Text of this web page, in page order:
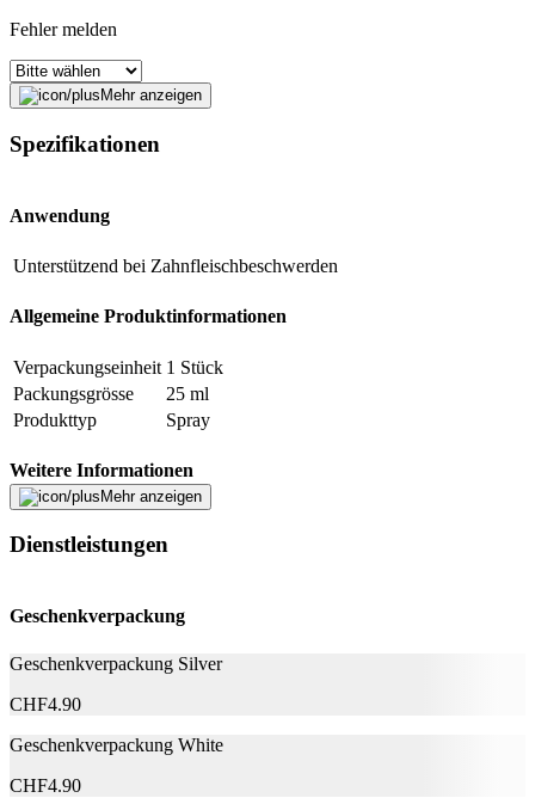
Fehler melden
Beschreibung
Mehr anzeigen
Spezifikationen
Anwendung
Unterstützend bei Zahnfleischbeschwerden
Allgemeine Produktinformationen
Verpackungseinheit 1 Stück
Packungsgrösse
25 ml
Produkttyp
Spray
Weitere Informationen
Inhaltsstoffe
Hydrogenated Castor Oil, Melaleuca Alternifolia,
Sodium saccharin, Dipotassium Phosphate, Aroma,
Rechtliche Hinweise
Produktkategorie
Mehr anzeigen
Dienstleistungen
Geschenkverpackung
Geschenkverpackung Silver
CHF4.90
Geschenkverpackung White
CHF4.90